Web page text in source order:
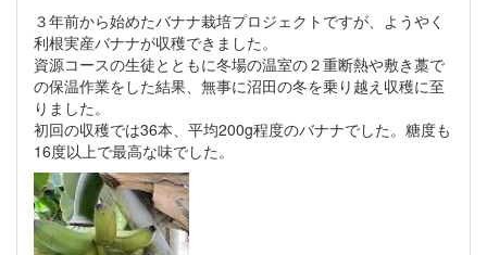
３年前から始めたバナナ栽培プロジェクトですが、ようやく
利根実産バナナが収穫できました。
資源コースの生徒とともに冬場の温室の２重断熱や敷き藁で
の保温作業をした結果、無事に沼田の冬を乗り越え収穫に至
りました。
初回の収穫では36本、平均200g程度のバナナでした。糖度も
16度以上で最高な味でした。